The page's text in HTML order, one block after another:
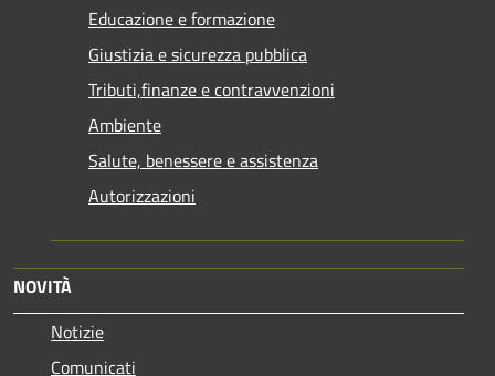
Educazione e formazione
Giustizia e sicurezza pubblica
Tributi,finanze e contravvenzioni
Ambiente
Salute, benessere e assistenza
Autorizzazioni
NOVITÀ
Notizie
Comunicati